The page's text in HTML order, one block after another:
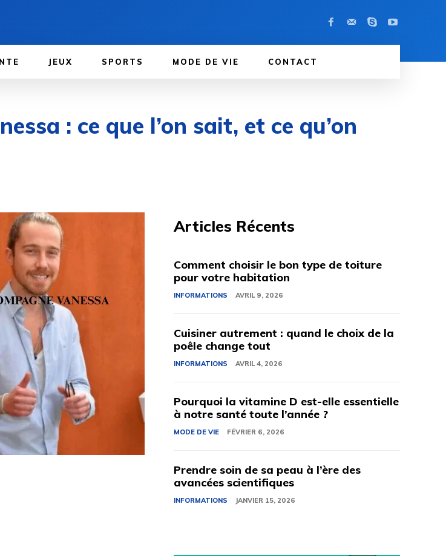
JEUX SPORTS MODE DE VIE CONTACT
: ce que l’on sait, et ce qu’on
Articles Récents
Comment choisir le bon type de toiture
pour votre habitation
INFORMATIONS AVRIL 9, 2026
Cuisiner autrement : quand le choix de la
poêle change tout
INFORMATIONS AVRIL 4, 2026
Pourquoi la vitamine D est-elle essentielle
à notre santé toute l’année ?
MODE DE VIE FÉVRIER 6, 2026
Prendre soin de sa peau à l’ère des
avancées scientifiques
INFORMATIONS JANVIER 15, 2026